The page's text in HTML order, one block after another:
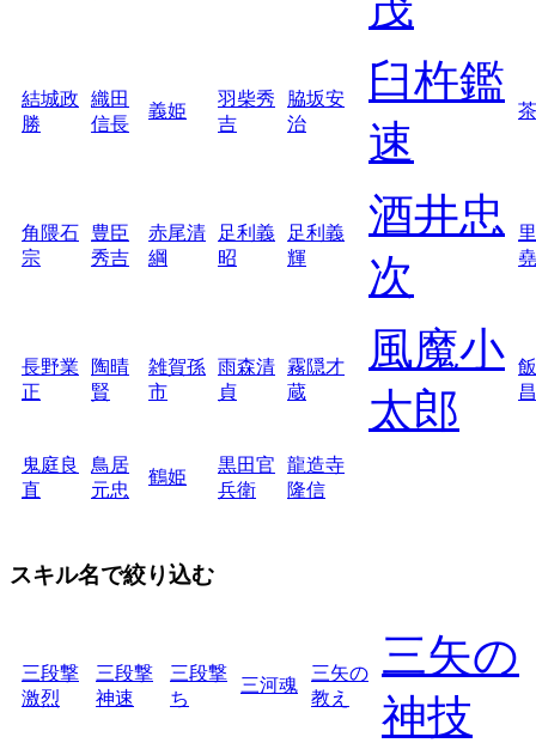
結城政
勝
織田
信長
義姫
羽柴秀
吉
脇坂安
治
臼杵鑑
速
角隈石
宗
豊臣
秀吉
赤尾清
綱
足利義
昭
足利義
輝
酒井忠
次
堯
長野業
正
陶晴
賢
雑賀孫
市
雨森清
貞
霧隠才
蔵
風魔小
太郎
昌
鬼庭良
直
鳥居
元忠
鶴姫
黒田官
兵衛
龍造寺
隆信
スキル名で絞り込む
三段撃
激烈
三段撃
神速
三段撃
ち
三河魂
三矢の
教え
三矢の
神技